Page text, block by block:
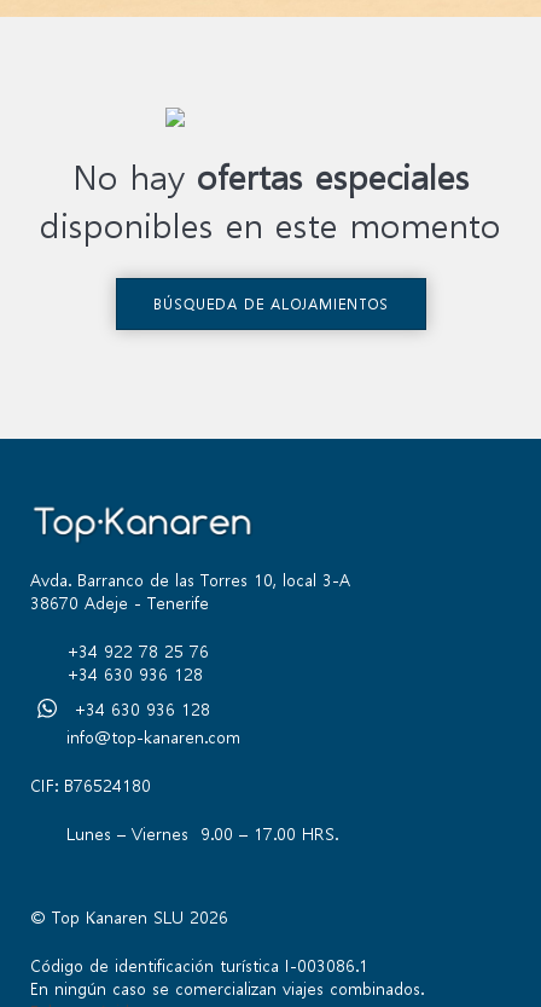
No hay ofertas especiales
disponibles en este momento
BÚSQUEDA DE ALOJAMIENTOS
Avda. Barranco de las Torres 10, local 3-A
38670 Adeje - Tenerife
+34 922 78 25 76
+34 630 936 128
+34 630 936 128
info@top-kanaren.com
CIF: B76524180
Lunes – Viernes 9.00 – 17.00 HRS.
© Top Kanaren SLU 2026
Código de identificación turística I-003086.1
En ningún caso se comercializan viajes combinados.